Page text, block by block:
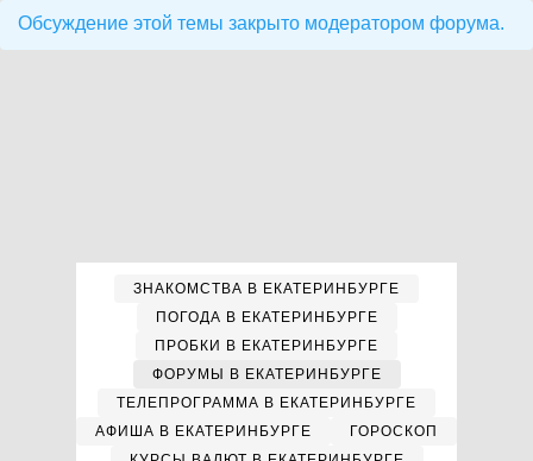
Обсуждение этой темы закрыто модератором форума.
ЗНАКОМСТВА В ЕКАТЕРИНБУРГЕ
ПОГОДА В ЕКАТЕРИНБУРГЕ
ПРОБКИ В ЕКАТЕРИНБУРГЕ
ФОРУМЫ В ЕКАТЕРИНБУРГЕ
ТЕЛЕПРОГРАММА В ЕКАТЕРИНБУРГЕ
АФИША В ЕКАТЕРИНБУРГЕ
ГОРОСКОП